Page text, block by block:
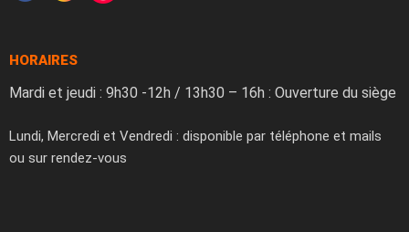
HORAIRES
Mardi et jeudi : 9h30 -12h / 13h30 – 16h : Ouverture du siège
Lundi, Mercredi et Vendredi : disponible par téléphone et mails
ou sur rendez-vous